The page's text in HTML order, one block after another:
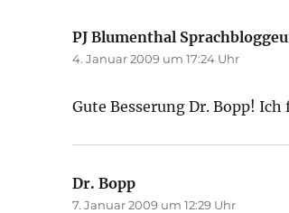
PJ Blumenthal
4. Januar 2009 um 17:24 Uhr
Gute Besserung Dr. Bopp!
Dr. Bopp
7. Januar 2009 um 12:29 Uhr